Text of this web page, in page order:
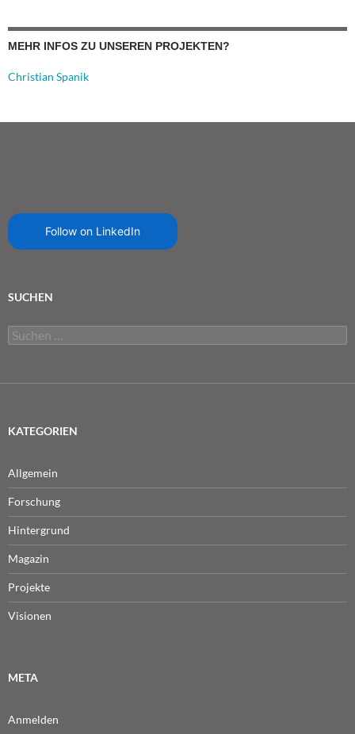
MEHR INFOS ZU UNSEREN PROJEKTEN?
Christian Spanik
Follow on LinkedIn
SUCHEN
Suchen
nach:
KATEGORIEN
Allgemein
Forschung
Hintergrund
Magazin
Projekte
Visionen
META
Anmelden